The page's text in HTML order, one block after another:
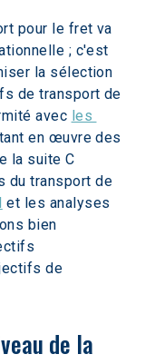
pour le fret va
; c'est
la sélection
de transport de
avec les
en œuvre des
la suite C
du transport de
et les analyses
bien
de
de la